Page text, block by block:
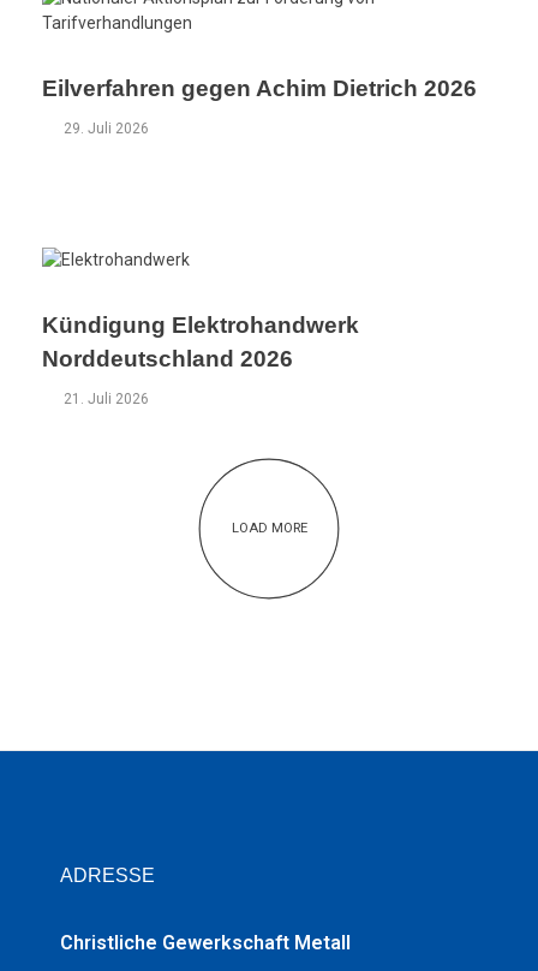
Eilverfahren gegen Achim Dietrich 2026
29. Juli 2026
Kündigung Elektrohandwerk
Norddeutschland 2026
21. Juli 2026
LOAD MORE
ADRESSE
Christliche Gewerkschaft Metall